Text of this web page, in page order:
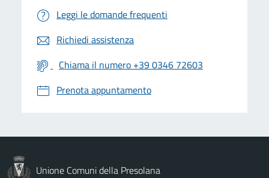
Leggi le domande frequenti
Richiedi assistenza
Chiama il numero +39 0346 72603
Prenota appuntamento
Unione Comuni della Presolana